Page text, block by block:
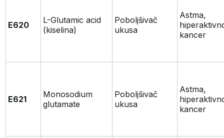
E620
L-Glutamic acid
(kiselina)
Poboljšivač
ukusa
Astma,
kancer
E621
Monosodium
glutamate
Poboljšivač
ukusa
Astma,
kancer